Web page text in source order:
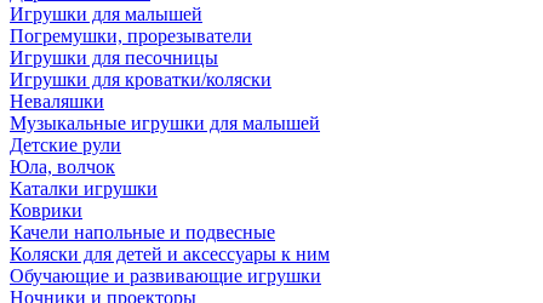
Игрушки для малышей
Погремушки, прорезыватели
Игрушки для песочницы
Игрушки для кроватки/коляски
Неваляшки
Музыкальные игрушки для малышей
Детские рули
Юла, волчок
Каталки игрушки
Коврики
Качели напольные и подвесные
Коляски для детей и аксессуары к ним
Обучающие и развивающие игрушки
Ночники и проекторы